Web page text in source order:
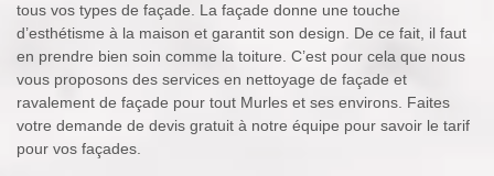
tous vos types de façade. La façade donne une touche
d’esthétisme à la maison et garantit son design. De ce fait, il faut
en prendre bien soin comme la toiture. C’est pour cela que nous
vous proposons des services en nettoyage de façade et
ravalement de façade pour tout Murles et ses environs. Faites
votre demande de devis gratuit à notre équipe pour savoir le tarif
pour vos façades.